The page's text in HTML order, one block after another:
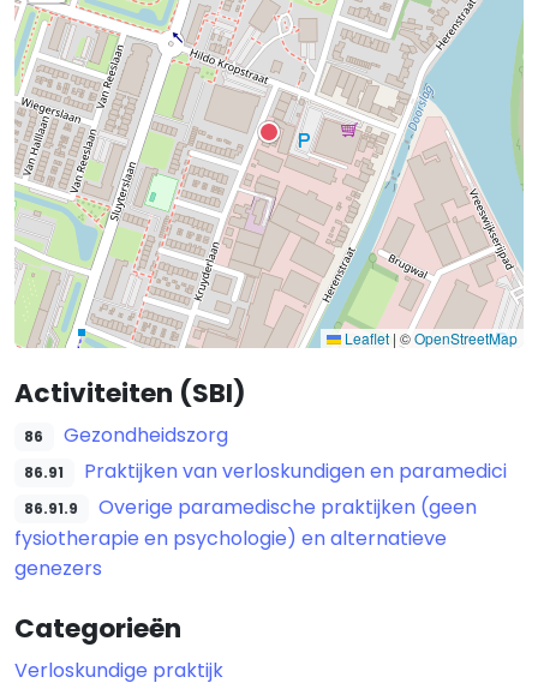
Leaflet | ©OpenStreetMap
Activiteiten (SBI)
86 Gezondheidszorg
86.91 Praktijken van verloskundigen en paramedici
86.91.9
Overige paramedische praktijken (geen
fysiotherapie en psychologie) en alternatieve
genezers
Categorieën
Verloskundige praktijk